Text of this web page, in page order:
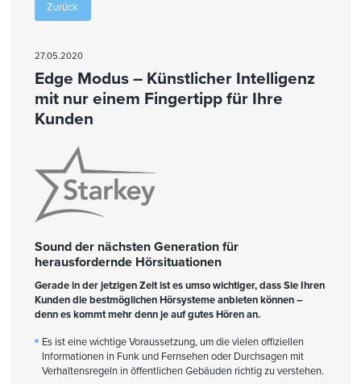
Zurück
27.05.2020
Edge Modus – Künstlicher Intelligenz
mit nur einem Fingertipp für Ihre
Kunden
Sound der nächsten Generation für
herausfordernde Hörsituationen
Gerade in der jetzigen Zeit ist es umso wichtiger, dass Sie Ihren
Kunden die bestmöglichen Hörsysteme anbieten können –
denn es kommt mehr denn je auf gutes Hören an.
Es ist eine wichtige Voraussetzung, um die vielen offiziellen
Informationen in Funk und Fernsehen oder Durchsagen mit
Verhaltensregeln in öffentlichen Gebäuden richtig zu verstehen.